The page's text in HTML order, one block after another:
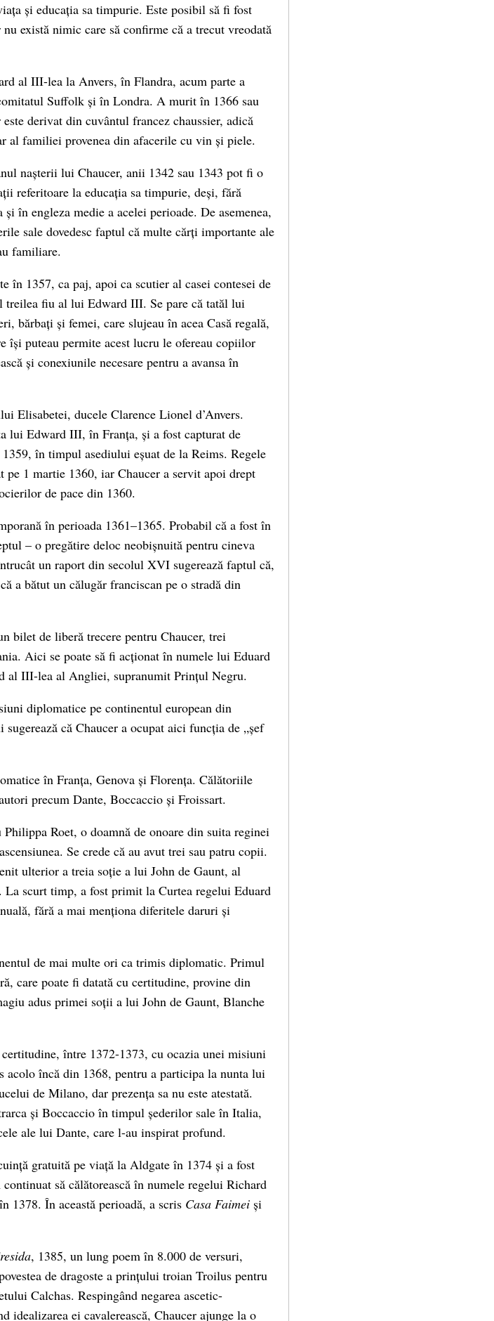
și educația sa timpurie. Este posibil să fi fost
există nimic care să confirme că a trecut vreodată
al III-lea la Anvers, în Flandra, acum parte a
Suffolk și în Londra. A murit în 1366 sau
derivat din cuvântul francez chaussier, adică
al familiei provenea din afacerile cu vin și piele.
nașterii lui Chaucer, anii 1342 sau 1343 pot fi o
referitoare la educația sa timpurie, deși, fără
în engleza medie a acelei perioade. De asemenea,
sale dovedesc faptul că multe cărți importante ale
familiare.
în 1357, ca paj, apoi ca scutier al casei contesei de
fiu al lui Edward III. Se pare că tatăl lui
bărbați și femei, care slujeau în acea Casă regală,
puteau permite acest lucru le ofereau copiilor
și conexiunile necesare pentru a avansa în
Elisabetei, ducele Clarence Lionel d’Anvers.
lui Edward III, în Franța, și a fost capturat de
în timpul asediului eșuat de la Reims. Regele
1 martie 1360, iar Chaucer a servit apoi drept
de pace din 1360.
în perioada 1361–1365. Probabil că a fost în
– o pregătire deloc neobișnuită pentru cineva
un raport din secolul XVI sugerează faptul că,
a bătut un călugăr franciscan pe o stradă din
bilet de liberă trecere pentru Chaucer, trei
Aici se poate să fi acționat în numele lui Eduard
al III-lea al Angliei, supranumit Prințul Negru.
diplomatice pe continentul european din
că Chaucer a ocupat aici funcția de „șef
în Franța, Genova și Florența. Călătoriile
precum Dante, Boccaccio și Froissart.
Roet, o doamnă de onoare din suita reginei
Se crede că au avut trei sau patru copii.
ulterior a treia soție a lui John de Gaunt, al
scurt timp, a fost primit la Curtea regelui Eduard
fără a mai menționa diferitele daruri și
de mai multe ori ca trimis diplomatic. Primul
care poate fi datată cu certitudine, provine din
adus primei soții a lui John de Gaunt, Blanche
între 1372-1373, cu ocazia unei misiuni
acolo încă din 1368, pentru a participa la nunta lui
de Milano, dar prezența sa nu este atestată.
și Boccaccio în timpul șederilor sale în Italia,
ale lui Dante, care l-au inspirat profund.
gratuită pe viață la Aldgate în 1374 și a fost
să călătorească în numele regelui Richard
1378. În această perioadă, a scris Casa Faimei și
, 1385, un lung poem în 8.000 de versuri,
de dragoste a prințului troian Troilus pentru
Calchas. Respingând negarea ascetic-
idealizarea ei cavalerească, Chaucer ajunge la o